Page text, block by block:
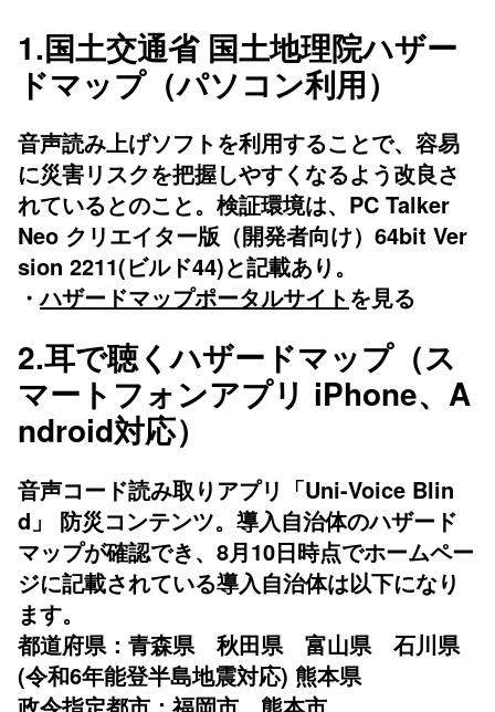
1.国土交通省 国土地理院ハザー
ドマップ（パソコン利用）
音声読み上げソフトを利用することで、容易
に災害リスクを把握しやすくなるよう改良さ
れているとのこと。検証環境は、PC Talker
Neo クリエイター版（開発者向け）64bit Ver
sion 2211(ビルド44)と記載あり。
・ハザードマップポータルサイトを見る
2.耳で聴くハザードマップ（ス
マートフォンアプリ iPhone、A
ndroid対応）
音声コード読み取りアプリ「Uni-Voice Blin
d」 防災コンテンツ。導入自治体のハザード
マップが確認でき、8月10日時点でホームペー
ジに記載されている導入自治体は以下になり
ます。
都道府県：青森県 秋田県 富山県 石川県
(令和6年能登半島地震対応) 熊本県
政令指定都市：福岡市 熊本市